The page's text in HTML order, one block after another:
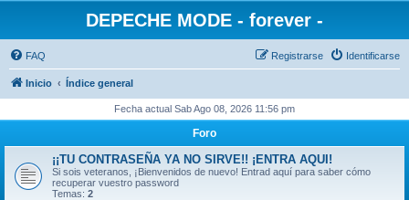
DEPECHE MODE - forever -
FAQ Identificarse
Registrarse
Inicio Índice general
Fecha actual Sab Ago 08, 2026 11:56 pm
Foro
¡¡TU CONTRASEÑA YA NO SIRVE!! ¡ENTRA AQUI!
Si sois veteranos, ¡Bienvenidos de nuevo! Entrad aquí para saber cómo
recuperar vuestro password
Temas: 2